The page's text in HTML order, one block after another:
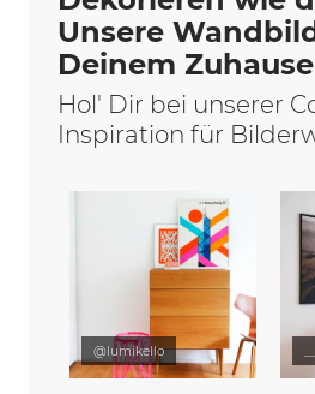
Unsere
Deinem Zuhause
Hol' Dir bei unserer
Inspiration für
@lumikello